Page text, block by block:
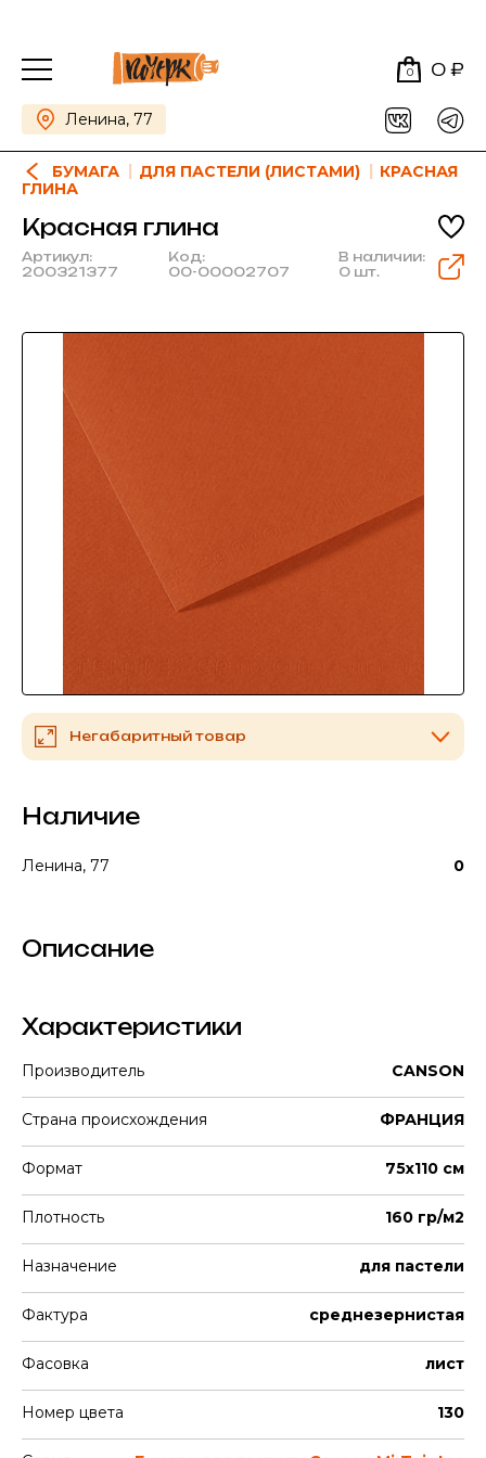
0 0 ₽
Ленина, 77
БУМАГА ДЛЯ ПАСТЕЛИ (ЛИСТАМИ)
КРАСНАЯ
ГЛИНА
Красная глина
Артикул:
200321377
Код:
00-00002707
В наличии:
0 шт.
Негабаритный товар
Наличие
Ленина, 77 0
Описание
Характеристики
Производитель CANSON
Страна происхождения ФРАНЦИЯ
Формат 75x110 см
Плотность 160 гр/м2
Назначение для пастели
Фактура среднезернистая
Фасовка лист
Номер цвета 130